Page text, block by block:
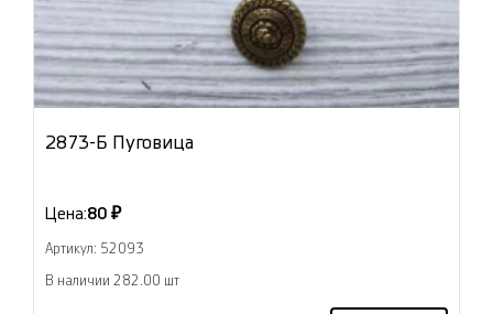
2873-Б Пуговица
Цена:80 ₽
Артикул: 52093
В наличии 282.00 шт